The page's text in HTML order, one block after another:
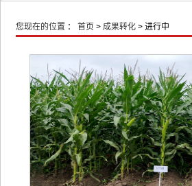
您现在的位置 ：首页 >成果转化 > 进行中